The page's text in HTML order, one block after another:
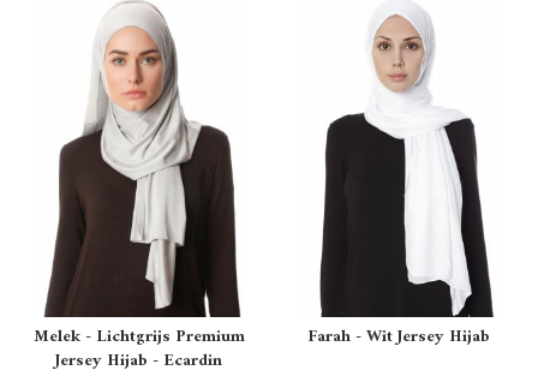
Melek - Lichtgrijs Premium
Jersey Hijab - Ecardin
Farah - Wit Jersey Hijab